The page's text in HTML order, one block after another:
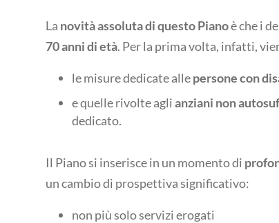
La novità assoluta di questo Pianoè che i
70 anni di età. Per la prima volta, infatti,
le misure dedicate allepersone con
e quelle rivolte aglianziani non
dedicato.
Il Piano si inserisce in un momento di
un cambio di prospettiva significativo:
non più solo servizi erogati